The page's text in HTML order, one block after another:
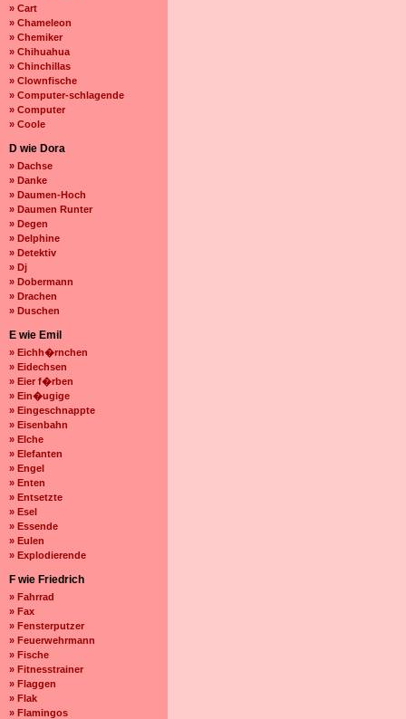
» Cart
» Chameleon
» Chemiker
» Chihuahua
» Chinchillas
» Clownfische
» Computer-schlagende
» Computer
» Coole
D wie Dora
» Dachse
» Danke
» Daumen-Hoch
» Daumen Runter
» Degen
» Delphine
» Detektiv
» Dj
» Dobermann
» Drachen
» Duschen
E wie Emil
» Eichh�rnchen
» Eidechsen
» Eier f�rben
» Ein�ugige
» Eingeschnappte
» Eisenbahn
» Elche
» Elefanten
» Engel
» Enten
» Entsetzte
» Esel
» Essende
» Eulen
» Explodierende
F wie Friedrich
» Fahrrad
» Fax
» Fensterputzer
» Feuerwehrmann
» Fische
» Fitnesstrainer
» Flaggen
» Flak
» Flamingos